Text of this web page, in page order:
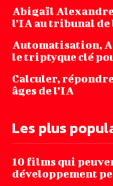
Abigaïl Alexandre
l’IA au tribunal de
Automatisation,
le triptyque clé
Calculer,
âges de l’IA
Les plus
10 films qui
développement